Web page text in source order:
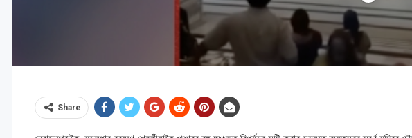
Share